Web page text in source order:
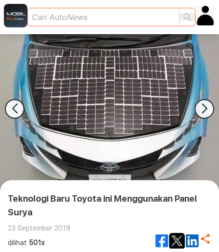
Teknologi Baru Toyota ini Menggunakan Panel
Surya
23 September 2019
dilihat 501x